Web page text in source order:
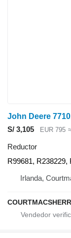
S/ 3,105 EUR 795
Reductor
R99681, R238229,
Irlanda,